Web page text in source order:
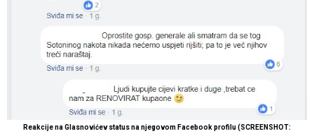
Reakcije na Glasnovićev status na njegovom Facebook profilu (SCREENSHOT: